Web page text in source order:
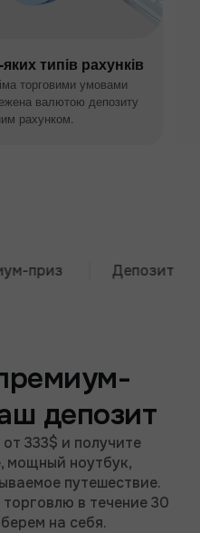
типів рахунків
торговими умовами
валютою депозиту
рахунком.
Депозит от
депозит
333$ и получите
мощный ноутбук,
путешествие.
в течение 30
на себя.